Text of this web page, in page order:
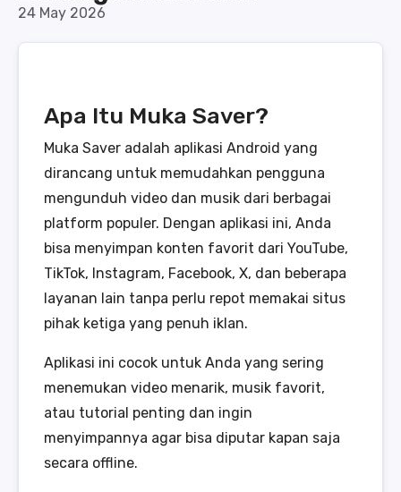
24 May 2026
Apa Itu Muka Saver?
Muka Saver adalah aplikasi Android yang
dirancang untuk memudahkan pengguna
mengunduh video dan musik dari berbagai
platform populer. Dengan aplikasi ini, Anda
bisa menyimpan konten favorit dari YouTube,
TikTok, Instagram, Facebook, X, dan beberapa
layanan lain tanpa perlu repot memakai situs
pihak ketiga yang penuh iklan.
Aplikasi ini cocok untuk Anda yang sering
menemukan video menarik, musik favorit,
atau tutorial penting dan ingin
menyimpannya agar bisa diputar kapan saja
secara offline.